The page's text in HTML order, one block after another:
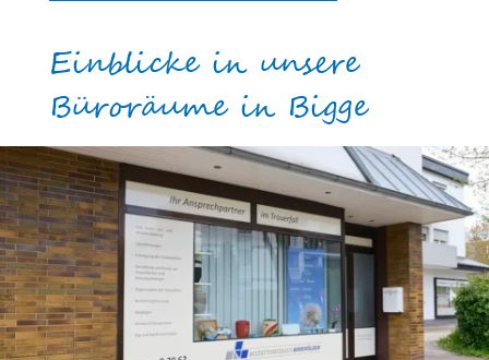
Einblicke in unsere
Büroräume in Bigge